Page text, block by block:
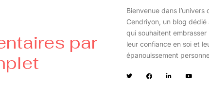
par
Bienvenue dans l’univers
Cendriyon, un blog dédié
qui souhaitent embrasser
leur confiance en soi et
épanouissement